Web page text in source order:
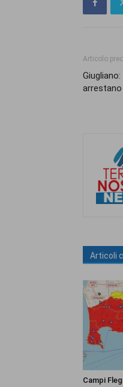
Articolo
arrestano
Articoli
Campi